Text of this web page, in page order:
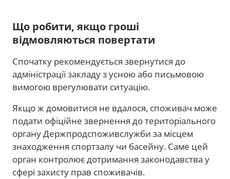
Що робити, якщо гроші
відмовляються повертати
Спочатку рекомендується звернутися до
адміністрації закладу з усною або письмовою
вимогою врегулювати ситуацію.
Якщо ж домовитися не вдалося, споживач може
подати офіційне звернення до територіального
органу Держпродспоживслужби за місцем
знаходження спортзалу чи басейну. Саме цей
орган контролює дотримання законодавства у
сфері захисту прав споживачів.